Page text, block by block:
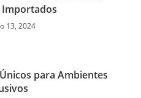
13, 2024
para Ambientes